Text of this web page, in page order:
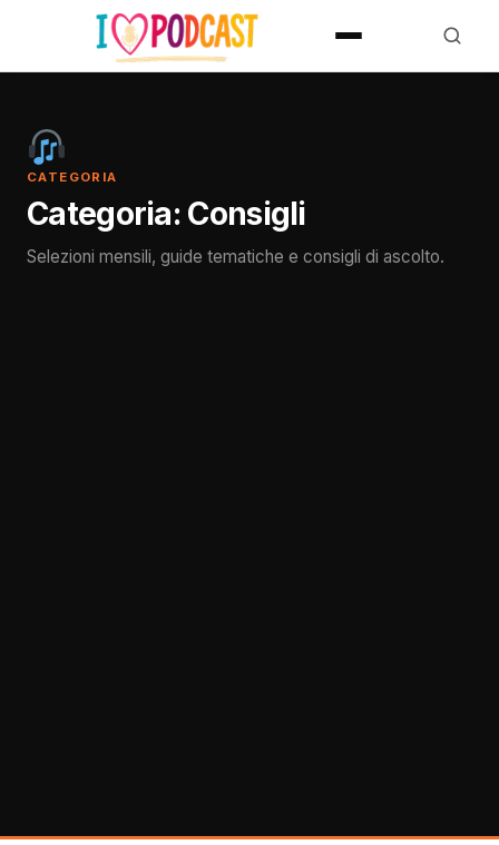
CATEGORIA
Categoria: Consigli
Selezioni mensili, guide tematiche e consigli di ascolto.